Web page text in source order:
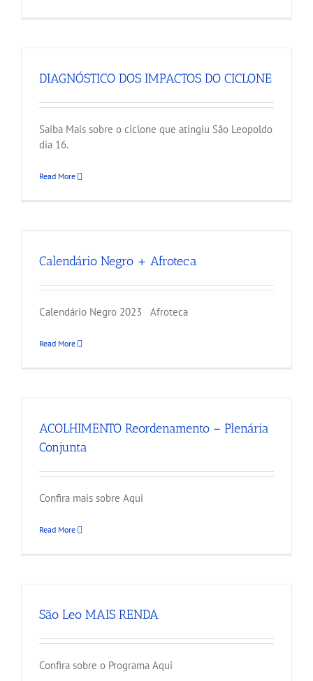
DIAGNÓSTICO DOS IMPACTOS DO CICLONE
Saiba Mais sobre o ciclone que atingiu São Leopoldo
dia 16.
Read More
Calendário Negro + Afroteca
Calendário Negro 2023 Afroteca
Read More
ACOLHIMENTO Reordenamento – Plenária
Conjunta
Confira mais sobre Aqui
Read More
São Leo MAIS RENDA
Confira sobre o Programa Aqui